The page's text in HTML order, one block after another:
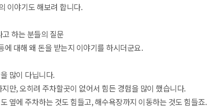
이야기도 해보려 합니다.
하는 분들의 질문
에 대해 왜 돈을 받는지 이야기를 하시더군요.
많이 다닙니다.
만, 오히려 주차할곳이 없어서 힘든 경험을 많이 했습니다.
옆에 주차하는 것도 힘들고, 해수욕장까지 이동하는 것도 힘들죠.